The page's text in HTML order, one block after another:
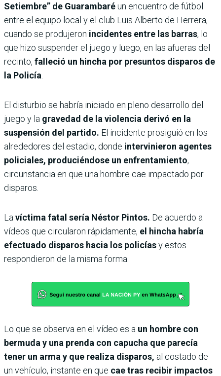
Setiembre” de Guarambaréun encuentro de fútbol
entre el equipo local y el club Luis Alberto de Herrera,
cuando se produjeron incidentes entre las barras, lo
que hizo suspender el juego y luego, en las afueras del
recinto, falleció un hincha por presuntos disparos de
la Policía
El disturbio se habría iniciado en pleno desarrollo del
juego y la gravedad de la violencia derivó en la
suspensión del partido. El incidente prosiguió en los
alrededores del estadio, donde intervinieron agentes
policiales, produciéndose un enfrentamiento,
circunstancia en que una hombre cae impactado por
disparos.
La víctima fatal sería Néstor Pintos. De acuerdo a
vídeos que circularon rápidamente, el hincha habría
efectuado disparos hacia los policíasy estos
respondieron de la misma forma.
Lo que se observa en el vídeo es a un hombre con
bermuda y una prenda con capucha que parecía
tener un arma y que realiza disparos, al costado de
un vehículo, instante en que cae tras recibir impactos